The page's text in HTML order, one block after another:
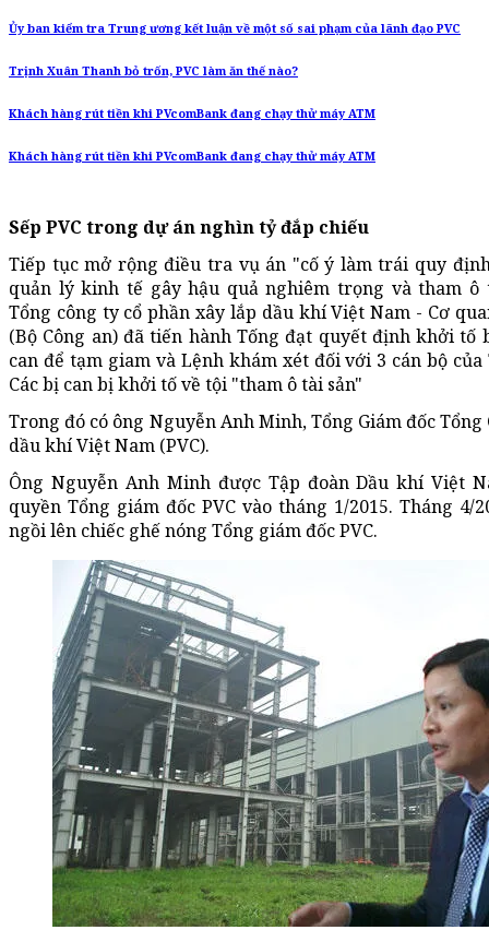
Ủy ban kiểm tra Trung ương kết luận về một số sai phạm của lãnh đạo PVC
Trịnh Xuân Thanh bỏ trốn, PVC làm ăn thế nào?
Khách hàng rút tiền khi PVcomBank đang chạy thử máy ATM
Khách hàng rút tiền khi PVcomBank đang chạy thử máy ATM
Sếp PVC trong dự án nghìn tỷ đắp chiếu
Tiếp tục mở rộng điều tra vụ án "cố ý làm trái quy
quản lý kinh tế gây hậu quả nghiêm trọng và tham ô
Tổng công ty cổ phần xây lắp dầu khí Việt Nam - Cơ
(Bộ Công an) đã tiến hành Tống đạt quyết định khởi tố
can để tạm giam và Lệnh khám xét đối với 3 cán bộ của
Các bị can bị khởi tố về tội "tham ô tài sản"
Trong đó có ông Nguyễn Anh Minh, Tổng Giám đốc Tổng
dầu khí Việt Nam (PVC).
Ông Nguyễn Anh Minh được Tập đoàn Dầu khí Việt
quyền Tổng giám đốc PVC vào tháng 1/2015. Tháng 4/
ngồi lên chiếc ghế nóng Tổng giám đốc PVC.